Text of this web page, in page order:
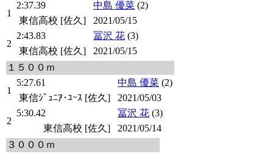
1
2:37.39 中島 優菜 (2)
東信高校 [佐久]
2021/05/15
2
2:43.83 冨沢 花 (3)
東信高校 [佐久]
2021/05/15
１５００ｍ
1
5:27.61 中島 優菜 (2)
東信ｼﾞｭﾆｱ･ﾕｰｽ [佐久]
2021/05/03
2
5:30.42 冨沢 花 (3)
東信高校 [佐久]
2021/05/14
３０００ｍ